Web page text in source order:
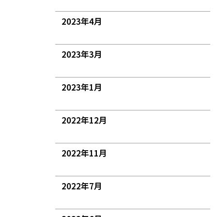
2023年4月
2023年3月
2023年1月
2022年12月
2022年11月
2022年7月